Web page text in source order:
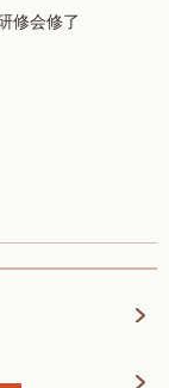
修会修了